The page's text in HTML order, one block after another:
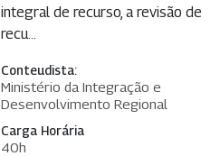
integral de recurso, a revisão de
recu...
Conteudista:
Ministério da Integração e
Desenvolvimento Regional
Carga Horária
40h